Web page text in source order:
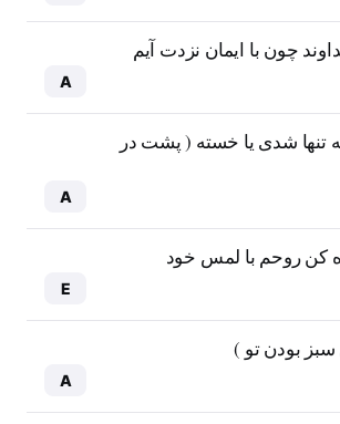
چون با ایمان نزدت آیم
A
تنها شدی یا خسته ( پشت در
A
کن روحم با لمس خود
E
بودن تو )
A